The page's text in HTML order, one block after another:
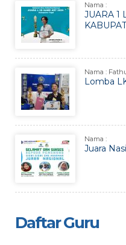
Nama :
JUARA 1
Nama :
Lomba
Nama :
Juara
Daftar Guru